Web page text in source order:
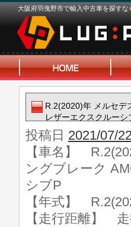
大阪府羽曳野市で輸入中古車を探すな
R.2(2020)年 メルセデ
レザーエクスクルーシ
投稿日 2021/07/
【車名】
ングブレーク
シブP
【年式】
【走行距離】